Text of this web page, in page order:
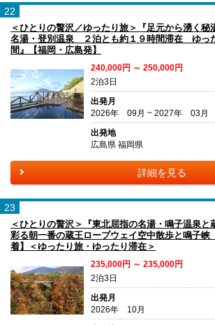
22
＜ひとりの贅沢／ゆったり旅＞『足元から湧く秘
名湯・登別温泉 ２泊とも約１９時間滞在 ゆっ
間』【福岡・広島発】
240,000円 ～ 250,000円
2泊3日
出発月
2026年 09月 ~ 2027年 03月
出発地
広島県 福岡県
詳細を見る
23
＜ひとりの贅沢＞『東北屈指の名湯・鳴子温泉と
彩る朝一番の蔵王ロープウェイ空中散歩と鳴子
着】＜ゆったり旅・ゆったり滞在＞
235,000円 ～ 235,000円
2泊3日
出発月
2026年 10月